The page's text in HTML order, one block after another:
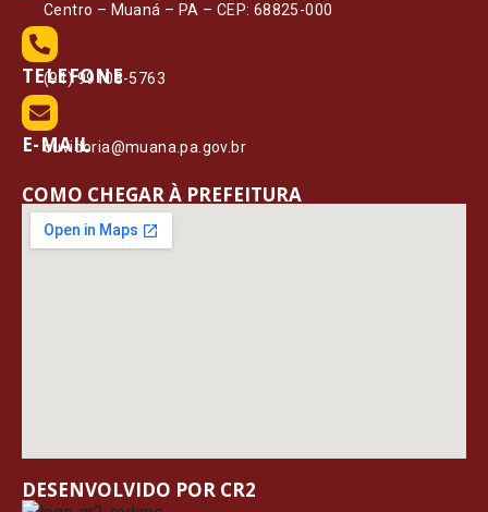
Centro – Muaná – PA – CEP: 68825-000
TELEFONE
(91) 99108-5763
E-MAIL
ouvidoria@muana.pa.gov.br
COMO CHEGAR À PREFEITURA
DESENVOLVIDO POR CR2